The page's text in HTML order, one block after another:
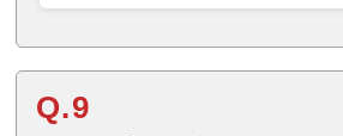
Q.9